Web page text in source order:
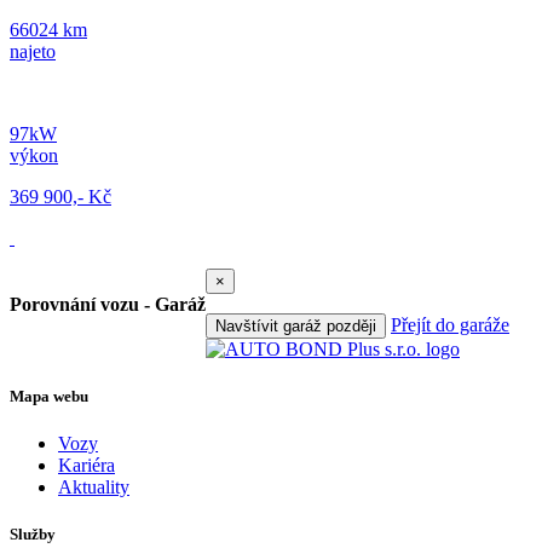
66024 km
najeto
97kW
výkon
369 900,- Kč
Porovnání vozu - Garáž
×
Navštívit garáž později Přejít do garáže
Mapa webu
Vozy
Kariéra
Aktuality
Služby